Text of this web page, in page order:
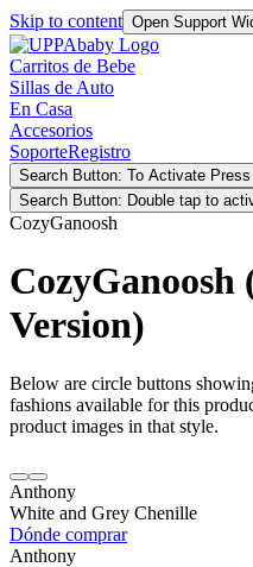
Skip to content Open Support
Carritos de Bebe
Sillas de Auto
En Casa
Accesorios
SoporteRegistro
Search Button: To Activate Press
Search Button: Double tap to
CozyGanoosh
CozyGanoosh
Version)
Below are circle buttons
fashions available for this
product images in that style.
Anthony
White and Grey Chenille
Dónde comprar
Anthony